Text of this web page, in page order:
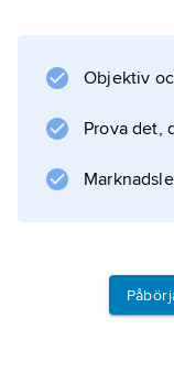
Objektiv
Prova det,